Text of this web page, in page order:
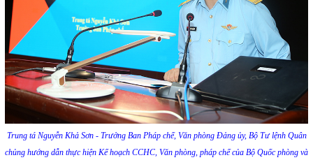
Trung tá Nguyễn Khả Sơn - Trưởng Ban Pháp chế, Văn phòng Đảng ủy, Bộ Tư lệnh Quân
chủng hướng dẫn thực hiện Kế hoạch CCHC, Văn phòng, pháp chế của Bộ Quốc phòng và